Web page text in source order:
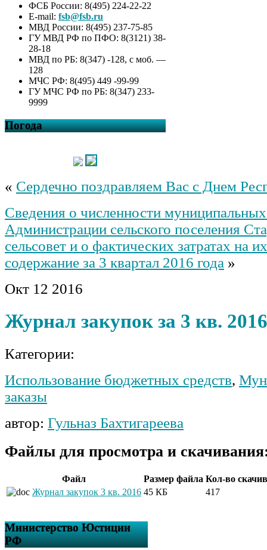
ФСБ России: 8(495) 224-22-22
E-mail: fsb@fsb.ru
МВД России: 8(495) 237-75-85
ГУ МВД РФ по ПФО: 8(3121) 38-
28-18
МВД по РБ: 8(347) -128, с моб. —
128
МЧС РФ: 8(495) 449 -99-99
ГУ МЧС РФ по РБ: 8(347) 233-
9999
Погода
« Сердечно поздравляем Вас с Днем
Сведения о численности
Администрации сельского поселения
сельсовет и о фактических затратах на
содержание за 3 квартал 2016 года »
Окт 12 2016
Журнал закупок за 3 кв.
Категории:
Использование бюджетных средств,
заказы
автор: Гульназ Бахтигареева
Файлы для просмотра и
Файл Размер файла Кол-во
Журнал закупок 3 кв. 2016 45 КБ 417
Министерство Юстиции
РФ